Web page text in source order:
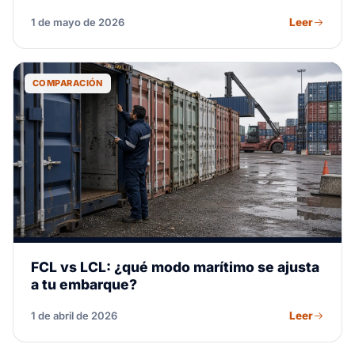
1 de mayo de 2026 Leer
COMPARACIÓN
FCL vs LCL: ¿qué modo marítimo se ajusta
a tu embarque?
1 de abril de 2026 Leer